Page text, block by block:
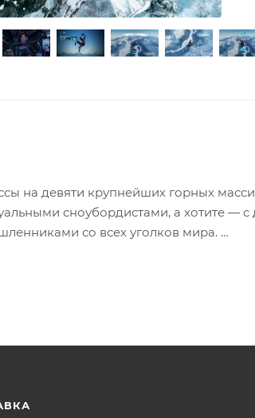
на девяти крупнейших горных
сноубордистами, а хотите —
со всех уголков мира.
за рамки традиционных: вам